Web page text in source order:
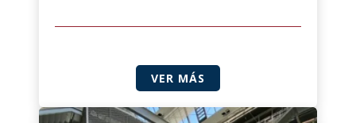
VER MÁS